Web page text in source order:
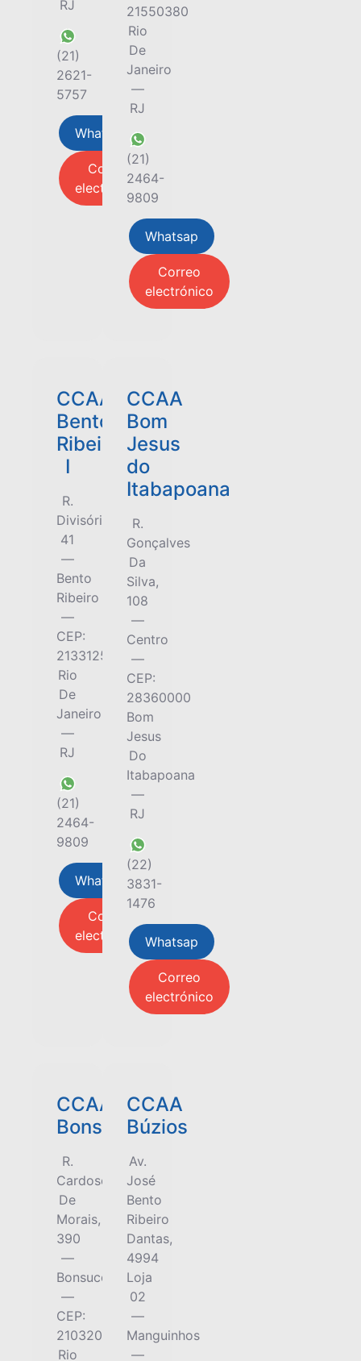
RJ
(21)
2621-
5757
Whatsap
Correo
electrónico
21550380
Rio
De
Janeiro
—
RJ
(21)
2464-
9809
Whatsap
Correo
electrónico
CCAA
Bento
Ribeiro
I
R.
Divisória,
41
—
Bento
Ribeiro
—
CEP:
21331250
Rio
De
Janeiro
—
RJ
(21)
2464-
9809
Whatsap
Correo
electrónico
CCAA
Bom
Jesus
do
Itabapoana
R.
Gonçalves
Da
Silva,
108
—
Centro
—
CEP:
28360000
Bom
Jesus
Do
Itabapoana
—
RJ
(22)
3831-
1476
Whatsap
Correo
electrónico
CCAA
Bonsucesso
R.
Cardoso
De
Morais,
390
—
Bonsucesso
—
CEP:
21032000
Rio
CCAA
Búzios
Av.
José
Bento
Ribeiro
Dantas,
4994
Loja
02
—
Manguinhos
—